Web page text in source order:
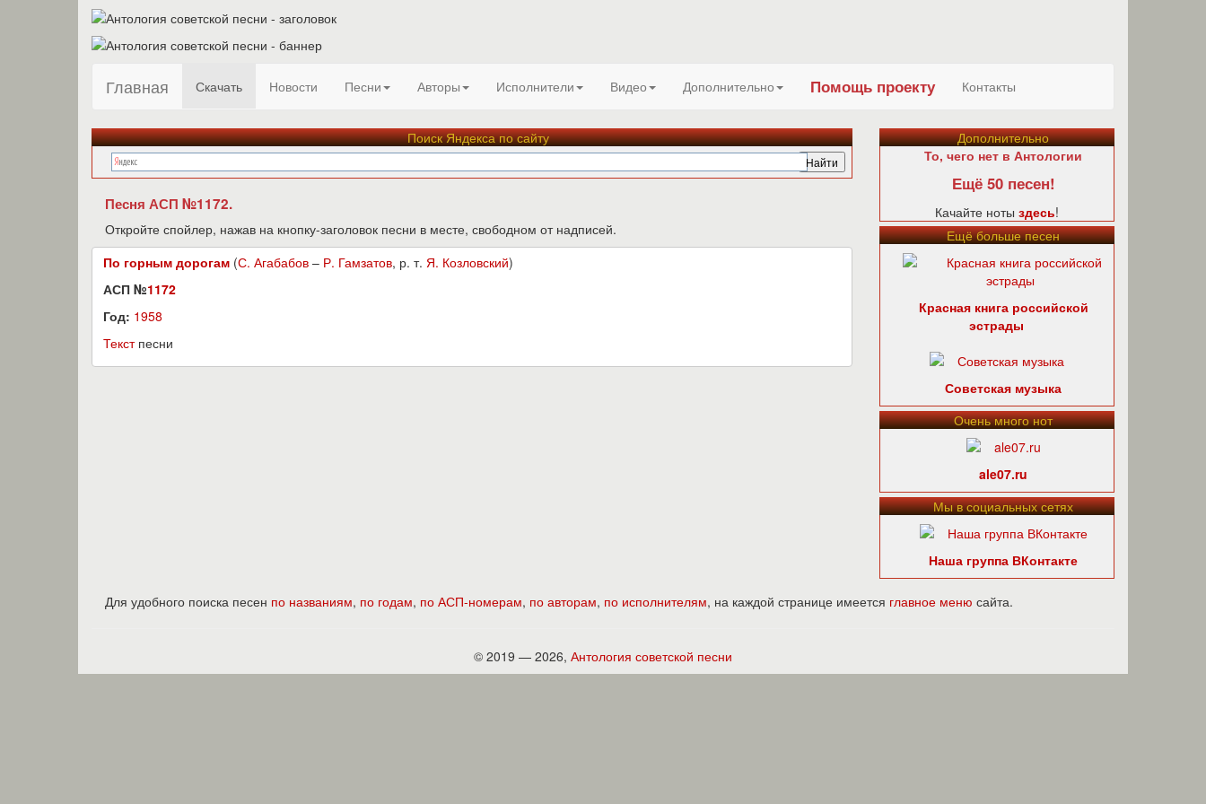
Главная Скачать Новости Песни Авторы Исполнители Видео Дополнительно Помощь проекту Контакты
Поиск Яндекса по сайту
Песня АСП №1172.
Откройте спойлер, нажав на кнопку-заголовок песни в месте, свободном от надписей.
По горным дорогам (С. Агабабов – Р. Гамзатов, р. т. Я. Козловский)
АСП №1172
Год: 1958
Текстпесни
Дополнительно
То, чего нет в Антологии
Ещё 50 песен!
Качайте ноты здесь!
Ещё больше песен
Красная книга российской
эстрады
Советская музыка
Очень много нот
ale07.ru
Мы в социальных сетях
Наша группа ВКонтакте
Для удобного поиска песен по названиям, по годам, по АСП-номерам, по авторам, по исполнителям, на каждой странице имеется главное меню сайта.
© 2019 — 2026, Антология советской песни